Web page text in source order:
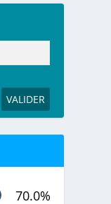
70.0%